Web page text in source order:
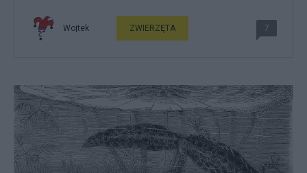
Wojtek ZWIERZĘTA 7